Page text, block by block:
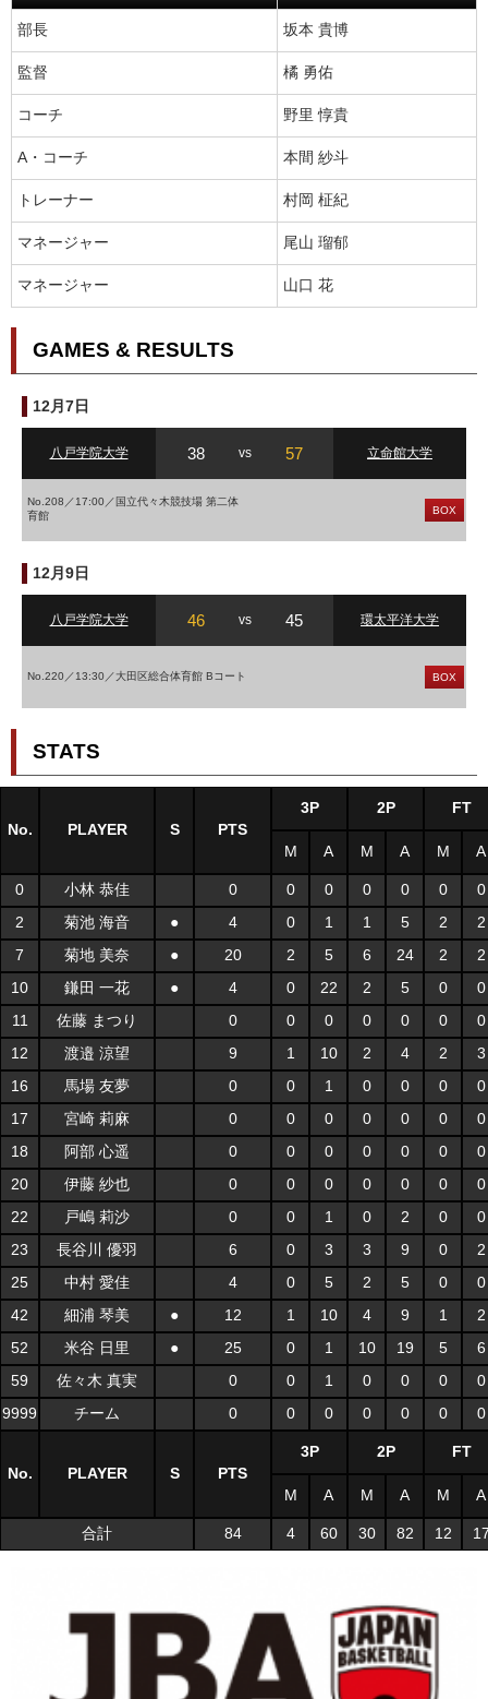
部長 坂本 貴博
監督 橘 勇佑
コーチ 野里 惇貴
A・コーチ 本間 紗斗
トレーナー 村岡 柾紀
マネージャー 尾山 瑠郁
マネージャー 山口 花
GAMES & RESULTS
12月7日
八戸学院大学 38 vs 57 立命館大学
No.208／17:00／国立代々木競技場 第二体
育館
BOX
12月9日
八戸学院大学 46 vs 45 環太平洋大学
No.220／13:30／大田区総合体育館 Bコート BOX
STATS
No. PLAYER S PTS
3P 2P FT
M A M A M A
0 小林 恭佳 0 0 0 0 0 0
0
2
菊池 海音 ● 4 0 1 1 5 2
2
7
菊地 美奈 ● 20 2 5 6 24 2
2
10
鎌田 一花 ● 4 0 22 2 5 0
0
11
佐藤 まつり 0 0 0 0 0 0
0
12
渡邉 涼望 9 1 10 2 4 2
3
16
馬場 友夢 0 0 1 0 0 0
0
17
宮崎 莉麻 0 0 0 0 0 0
0
18
阿部 心遥 0 0 0 0 0 0
0
20
伊藤 紗也 0 0 0 0 0 0
0
22
戸嶋 莉沙 0 0 1 0 2 0
0
23
長谷川 優羽 6 0 3 3 9 0
2
25
中村 愛佳 4 0 5 2 5 0
0
42
細浦 琴美 ● 12 1 10 4 9 1
2
52
米谷 日里 ● 25 0 1 10 19 5
6
59
佐々木 真実 0 0 1 0 0 0
0
9999
チーム 0 0 0 0 0 0 0
No. PLAYER S PTS
3P 2P FT
M A M A M A
合計 84 4 60 30 82 12